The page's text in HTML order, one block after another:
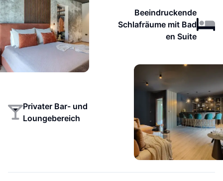
Beeindruckende
Schlafräume mit Bad
en Suite
Privater Bar- und
Loungebereich